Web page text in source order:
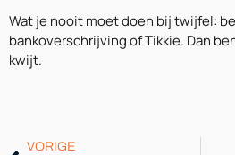
Wat je nooit moet doen bij twijfel:
bankoverschrijving of Tikkie. Dan
kwijt.
VORIGE